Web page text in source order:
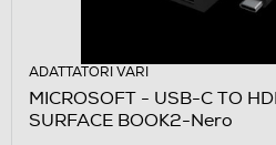
ADATTATORI VARI
MICROSOFT - USB-C TO
SURFACE BOOK2-Nero